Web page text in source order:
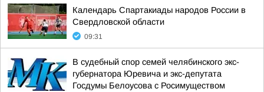
Календарь Спартакиады народов России в
Свердловской области
09:31
В судебный спор семей челябинского экс-
губернатора Юревича и экс-депутата
Госдумы Белоусова с Росимуществом